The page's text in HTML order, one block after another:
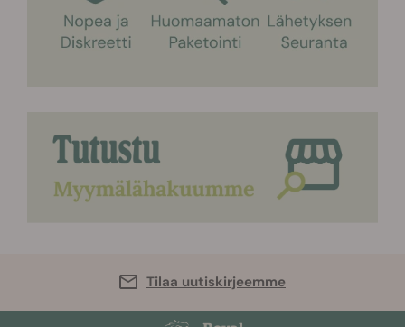
Tilaa uutiskirjeemme